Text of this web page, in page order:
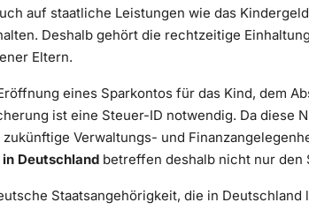
auf staatliche Leistungen wie das
Deshalb gehört die rechtzeitige
Eltern.
eines Sparkontos für das Kind, dem
ist eine Steuer-ID notwendig. Da diese
Verwaltungs- und
Deutschland betreffen deshalb nicht nur den
Staatsangehörigkeit, die in Deutschland